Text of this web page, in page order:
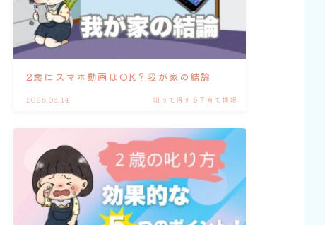
2歳にスマホ動画はOK？我が家の結論
2025.06.14 知って得する子育て情報